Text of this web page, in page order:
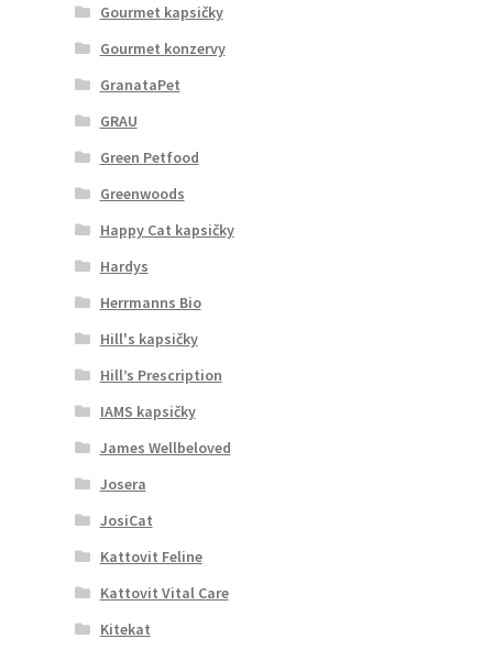
Gourmet kapsičky
Gourmet konzervy
GranataPet
GRAU
Green Petfood
Greenwoods
Happy Cat kapsičky
Hardys
Herrmanns Bio
Hill's kapsičky
Hill’s Prescription
IAMS kapsičky
James Wellbeloved
Josera
JosiCat
Kattovit Feline
Kattovit Vital Care
Kitekat